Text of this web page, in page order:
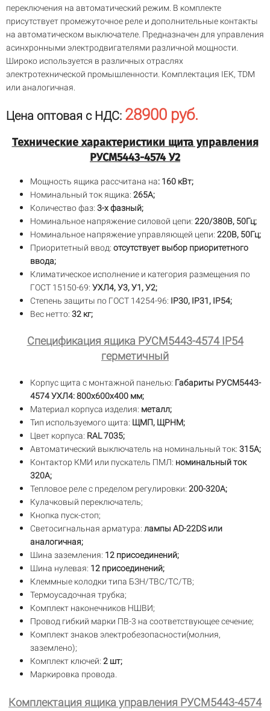
переключения на автоматический режим. В комплекте
присутствует промежуточное реле и дополнительные контакты
на автоматическом выключателе. Предназначен для управления
асинхронными электродвигателями различной мощности.
Широко используется в различных отраслях
электротехнической промышленности. Комплектация IEK, TDM
или аналогичная.
Цена оптовая с НДС: 28900 руб.
Технические характеристики щита управления
РУСМ5443-4574 У2
Мощность ящика рассчитана на: 160 кВт;
Номинальный ток ящика: 265А;
Количество фаз: 3-х фазный;
Номинальное напряжение силовой цепи: 220/380В, 50Гц;
Номинальное напряжение управляющей цепи: 220В, 50Гц;
Приоритетный ввод: отсутствует выбор приоритетного
ввода;
Климатическое исполнение и категория размещения по
ГОСТ 15150-69: УХЛ4, У3, У1, У2;
Степень защиты по ГОСТ 14254-96: IP30, IP31, IP54;
Вес нетто: 32 кг;
Спецификация ящика РУСМ5443-4574 IP54
герметичный
Корпус щита с монтажной панелью: Габариты РУСМ5443-
4574 УХЛ4: 800х600х400 мм;
Материал корпуса изделия: металл;
Тип используемого щита: ЩМП, ЩРНМ;
Цвет корпуса: RAL 7035;
Автоматический выключатель на номинальный ток: 315А;
Контактор КМИ или пускатель ПМЛ: номинальный ток
320А;
Тепловое реле с пределом регулировки: 200-320А;
Кулачковый переключатель;
Кнопка пуск-стоп;
Светосигнальная арматура: лампы AD-22DS или
аналогичная;
Шина заземления: 12 присоединений;
Шина нулевая: 12 присоединений;
Клеммные колодки типа БЗН/ТВС/TC/TB;
Термоусадочная трубка;
Комплект наконечников НШВИ;
Провод гибкий марки ПВ-3 на соответствующее сечение;
Комплект знаков электробезопасности(молния,
заземлено);
Комплект ключей: 2 шт;
Маркировка провода.
Комплектация ящика управления РУСМ5443-4574